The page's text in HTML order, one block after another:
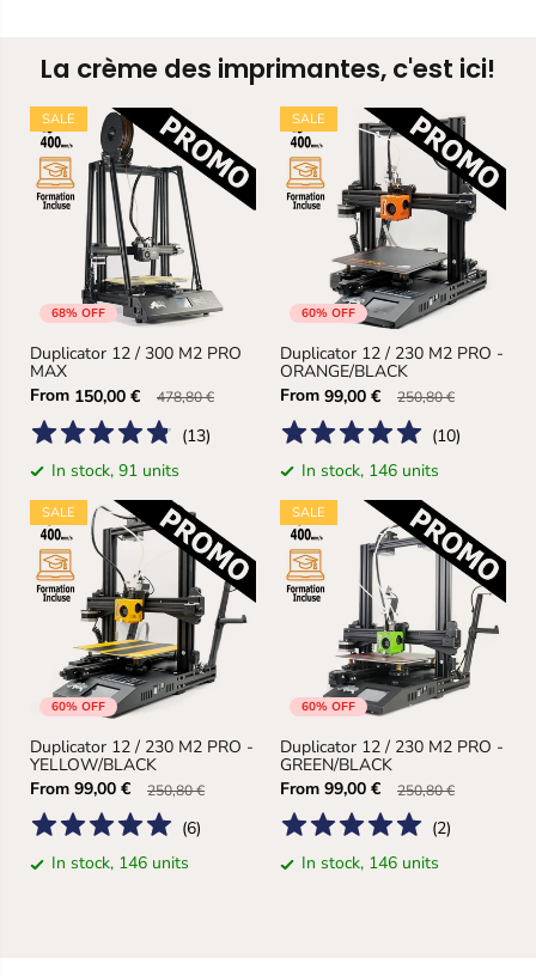
La crème des imprimantes, c'est ici!
68% OFF
SALE
Duplicator 12 / 300 M2 PRO
MAX
From 150,00 € 478,80 €
(13)
In stock, 91 units
60% OFF
SALE
Duplicator 12 / 230 M2 PRO -
ORANGE/BLACK
From 99,00 € 250,80 €
(10)
In stock, 146 units
60% OFF
SALE
Duplicator 12 / 230 M2 PRO -
YELLOW/BLACK
From 99,00 € 250,80 €
(6)
In stock, 146 units
60% OFF
SALE
Duplicator 12 / 230 M2 PRO -
GREEN/BLACK
From 99,00 € 250,80 €
(2)
In stock, 146 units